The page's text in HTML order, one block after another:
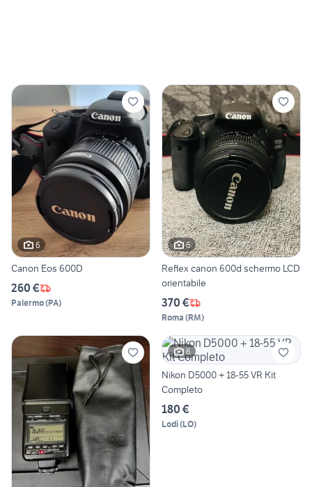
6
Canon Eos 600D
260 €
Palermo(PA)
6
Reflex canon 600d schermo LCD
orientabile
370 €
Roma (RM)
6
Nikon D5000 + 18-55 VR Kit
Completo
180 €
Lodi(LO)